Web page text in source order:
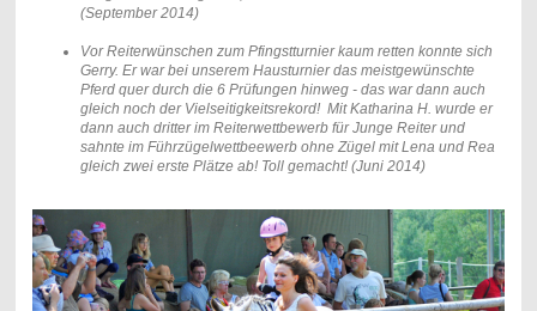
(September 2014)
Vor Reiterwünschen zum Pfingstturnier kaum retten konnte sich
Gerry. Er war bei unserem Hausturnier das meistgewünschte
Pferd quer durch die 6 Prüfungen hinweg - das war dann auch
gleich noch der Vielseitigkeitsrekord! Mit Katharina H. wurde er
dann auch dritter im Reiterwettbewerb für Junge Reiter und
sahnte im Führzügelwettbeewerb ohne Zügel mit Lena und Rea
gleich zwei erste Plätze ab! Toll gemacht! (Juni 2014)